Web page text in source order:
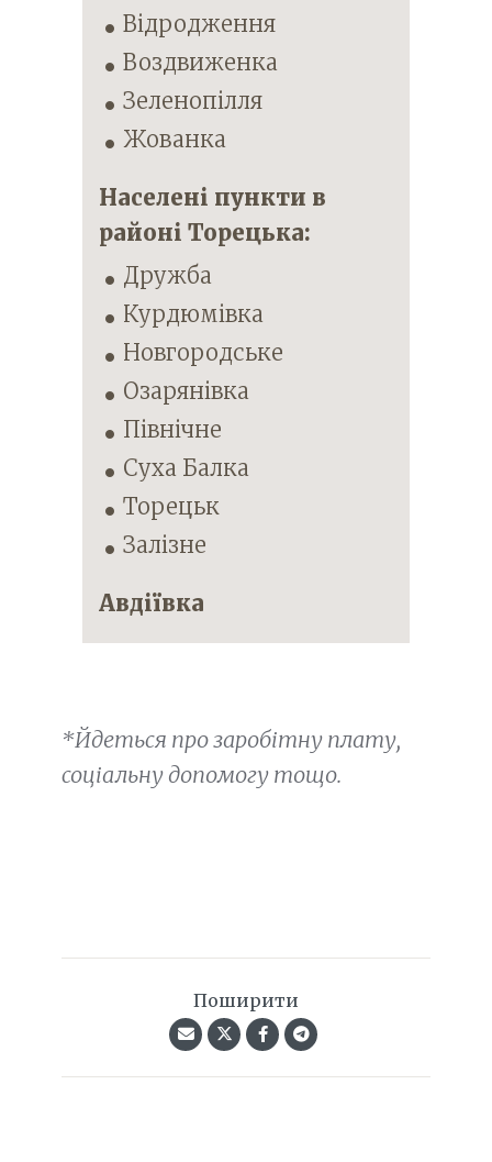
Відродження
Воздвиженка
Зеленопілля
Жованка
Населені пункти в
районі Торецька:
Дружба
Курдюмівка
Новгородське
Озарянівка
Північне
Суха Балка
Торецьк
Залізне
Авдіївка
*Йдеться про заробітну плату,
соціальну допомогу тощо.
Поширити